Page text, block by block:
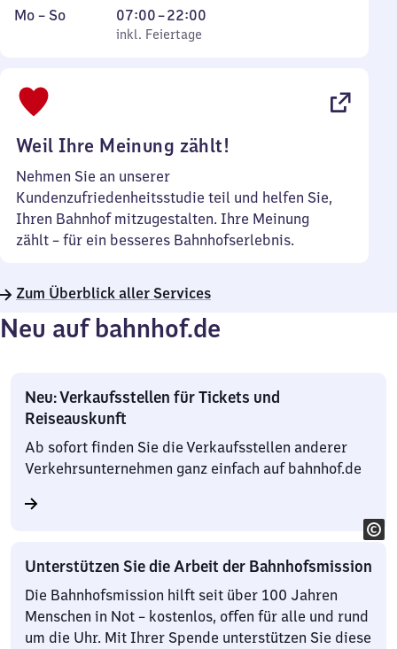
Montag
Mo – So,
inkl. Feiertage
07:00–22:00
Von
7
inkl. Feiertage
Weil Ihre Meinung zählt!
Nehmen Sie an unserer
Kundenzufriedenheitsstudie teil und helfen Sie,
Ihren Bahnhof mitzugestalten. Ihre Meinung
zählt – für ein besseres Bahnhofserlebnis.
Zum Überblick aller Services
Neu auf bahnhof.de
Neu: Verkaufsstellen für Tickets und
Reiseauskunft
Ab sofort finden Sie die Verkaufsstellen anderer
Verkehrsunternehmen ganz einfach auf bahnhof.de
Unterstützen Sie die Arbeit der Bahnhofsmission
Die Bahnhofsmission hilft seit über 100 Jahren
Menschen in Not – kostenlos, offen für alle und rund
um die Uhr. Mit Ihrer Spende unterstützen Sie diese